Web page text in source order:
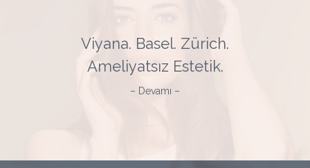
Viyana. Basel. Zürich.
Ameliyatsız Estetik.
– Devamı –